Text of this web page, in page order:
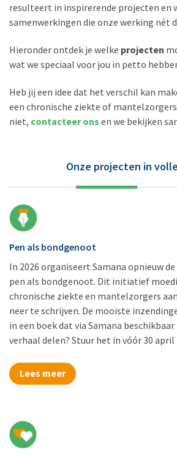
resulteert in inspirerende projecten en
samenwerkingen die onze werking nét
Hieronder ontdek je welke projecten
wat we speciaal voor jou in petto
Heb jij een idee dat het verschil kan
een chronische ziekte of
niet, contacteer ons en we bekijken
Onze projecten in
Pen als bondgenoot
In 2026 organiseert Samana opnieuw
pen als bondgenoot. Dit initiatief
chronische ziekte en mantelzorgers
neer te schrijven. De mooiste
in een boek dat via Samana
verhaal delen? Stuur het in vóór 30 april
Lees meer